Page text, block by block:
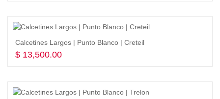
Calcetines Largos | Punto Blanco | Creteil
$ 13,500.00